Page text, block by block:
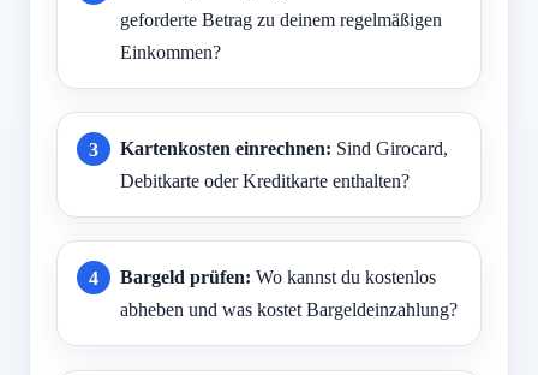
geforderte Betrag zu deinem regelmäßigen
Einkommen?
Kartenkosten einrechnen: Sind Girocard,
Debitkarte oder Kreditkarte enthalten?
Bargeld prüfen: Wo kannst du kostenlos
abheben und was kostet Bargeldeinzahlung?